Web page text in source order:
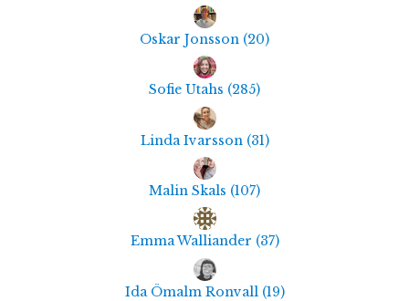
Oskar Jonsson (20)
Sofie Utahs (285)
Linda Ivarsson (31)
Malin Skals (107)
Emma Walliander (37)
Ida Ömalm Ronvall (19)